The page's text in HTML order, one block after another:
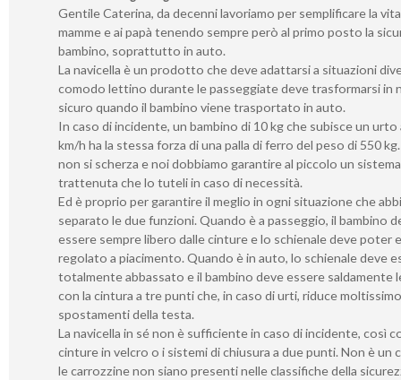
Gentile Caterina, da decenni lavoriamo per semplificare la
mamme e ai papà tenendo sempre però al primo posto la
bambino, soprattutto in auto.
La navicella è un prodotto che deve adattarsi a situazioni
comodo lettino durante le passeggiate deve trasformarsi in
sicuro quando il bambino viene trasportato in auto.
In caso di incidente, un bambino di 10 kg che subisce un urto
km/h ha la stessa forza di una palla di ferro del peso di 550
non si scherza e noi dobbiamo garantire al piccolo un
trattenuta che lo tuteli in caso di necessità.
Ed è proprio per garantire il meglio in ogni situazione che
separato le due funzioni. Quando è a passeggio, il bambino
essere sempre libero dalle cinture e lo schienale deve poter
regolato a piacimento. Quando è in auto, lo schienale deve
totalmente abbassato e il bambino deve essere saldamente
con la cintura a tre punti che, in caso di urti, riduce
spostamenti della testa.
La navicella in sé non è sufficiente in caso di incidente, così
cinture in velcro o i sistemi di chiusura a due punti. Non è un
le carrozzine non siano presenti nelle classifiche della